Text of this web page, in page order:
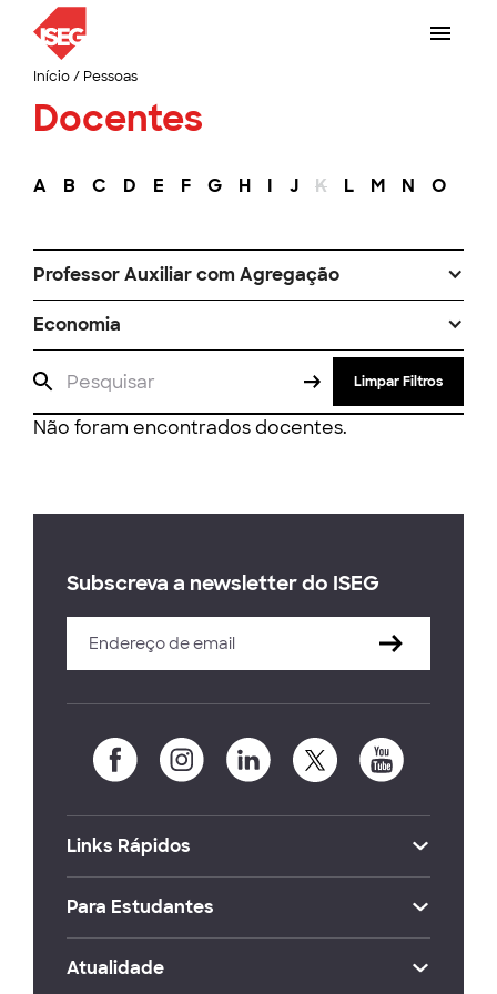
Início/ Pessoas
Docentes
A B C D E F G H I J K L M N O
Professor Auxiliar com Agregação
Economia
Limpar Filtros
Não foram encontrados docentes.
Subscreva a newsletter do ISEG
Links Rápidos
Para Estudantes
Atualidade